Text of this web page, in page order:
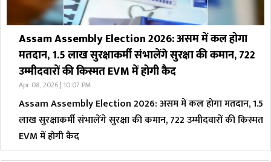
Assam Assembly Election 2026: असम में कल होगा
मतदान, 1.5 लाख सुरक्षाकर्मी संभालेंगे सुरक्षा की कमान, 722
उम्मीदवारों की किस्मत EVM में होगी कैद
Apr 08, 2026 | 10:07 PM
Assam Assembly Election 2026: असम में कल होगा मतदान, 1.5
लाख सुरक्षाकर्मी संभालेंगे सुरक्षा की कमान, 722 उम्मीदवारों की किस्मत
EVM में होगी कैद